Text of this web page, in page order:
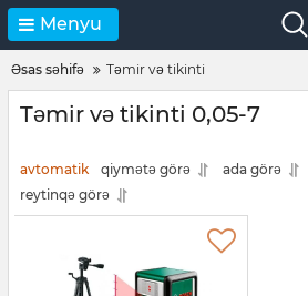
Menyu
Əsas səhifə Təmir və tikinti
Təmir və tikinti 0,05-7
avtomatik qiymətə görə
ada görə
reytinqə görə